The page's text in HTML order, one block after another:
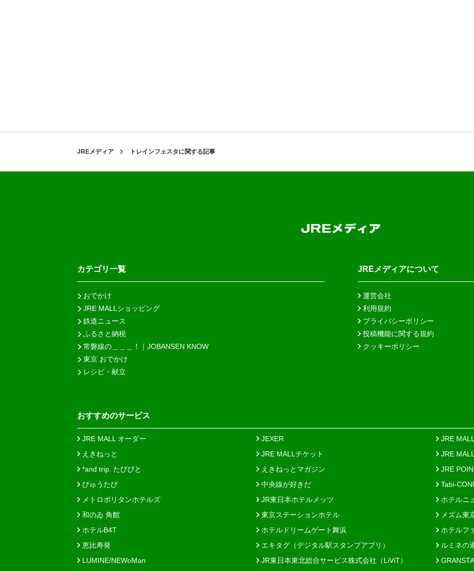
JREメディア トレインフェスタに関する記事
カテゴリ一覧
おでかけ
JRE MALLショッピング
鉄道ニュース
ふるさと納税
常磐線の＿＿＿！｜JOBANSEN KNOW
東京 おでかけ
レシピ・献立
JREメディアについて
運営会社
利用規約
プライバシーポリシー
投稿機能に関する規約
クッキーポリシー
おすすめのサービス
JRE MALL オーダー JEXER
JRE
えきねっと
JRE MALLチケット
JRE
*and trip. たびびと
えきねっとマガジン
JRE
びゅうたび
中央線が好きだ
Tabi-
メトロポリタンホテルズ
JR東日本ホテルメッツ
ホテルニ
和のゐ 角館
東京ステーションホテル
メズム東
ホテルB4T
ホテルドリームゲート舞浜
ホテルフ
恵比寿発
エキタグ（デジタル駅スタンプアプリ）
ルミネの
LUMINE/NEWoMan
JR東日本東北総合サービス株式会社（LiViT）